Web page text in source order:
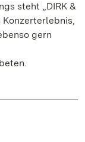
steht „DIRK &
gern